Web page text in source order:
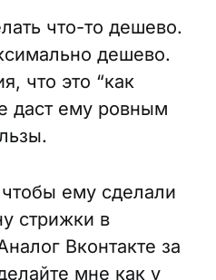
что-то дешево.
дешево.
что это “как
даст ему ровным
ему сделали
стрижки в
Вконтакте за
мне как у